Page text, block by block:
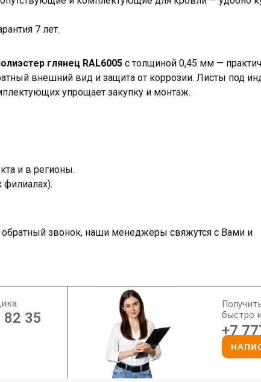
7 лет.
глянец RAL6005 с толщиной 0,45 мм —
внешний вид и защита от коррозии. Листы под
упрощает закупку и монтаж.
и в регионы.
обратный звонок, наши менеджеры свяжутся с Вами и
82 35
быстро
+7